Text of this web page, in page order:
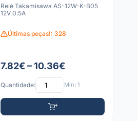
Relé Takamisawa AS-12W-K-B05
12V 0.5A
Últimas peças!: 328
7.82€ – 10.36€
Quantidade: Mín: 1